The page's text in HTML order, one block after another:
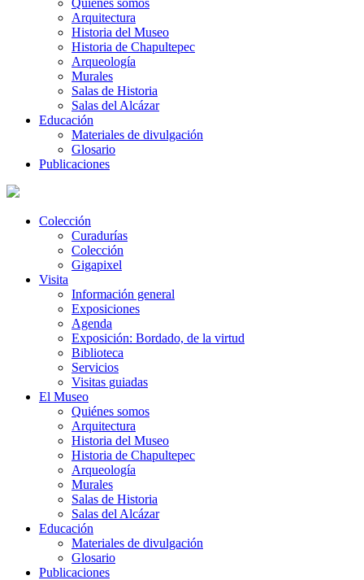
Quiénes somos
Arquitectura
Historia del Museo
Historia de Chapultepec
Arqueología
Murales
Salas de Historia
Salas del Alcázar
Educación
Materiales de divulgación
Glosario
Publicaciones
Colección
Curadurías
Colección
Gigapixel
Visita
Información general
Exposiciones
Agenda
Exposición: Bordado, de la virtud
Biblioteca
Servicios
Visitas guiadas
El Museo
Quiénes somos
Arquitectura
Historia del Museo
Historia de Chapultepec
Arqueología
Murales
Salas de Historia
Salas del Alcázar
Educación
Materiales de divulgación
Glosario
Publicaciones